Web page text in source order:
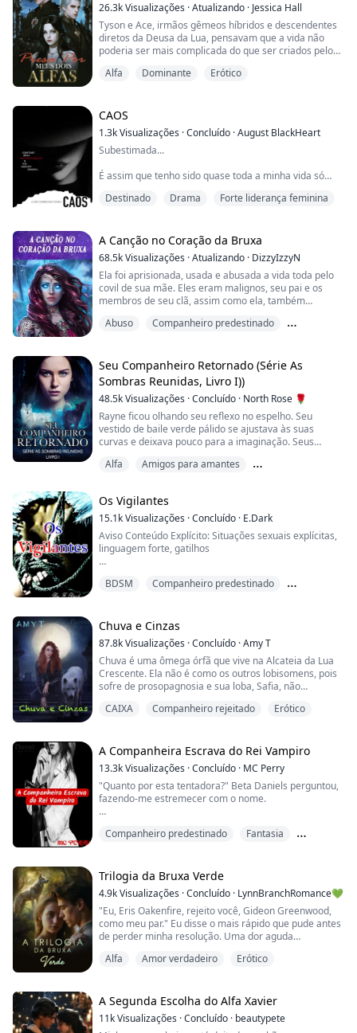
26.3kVisualizações ·Atualizando · Jessica Hall
Tyson e Ace, irmãos gêmeos híbridos e descendentes
diretos da Deusa da Lua, pensavam que a vida não
poderia ser mais complicada do que ser criados pelo
encontrou sua segunda chance de companheira, eles
Só que, quando o fizeram, não puderam evitar s...
Alfa Dominante Erótico
CAOS
1.3kVisualizações ·Concluído ·August BlackHeart
Subestimada...
É assim que tenho sido quase toda a minha vida só
entendo... este mundo está cheio de homens
Minha vida nunca foi só diversão e rosas... ainda tinha
minha mãe e irmãos, mas nunca será a mesma sem
meu pai. Posso ser adulta, muito além da idade ...
Destinado Drama Forte liderança feminina
A Canção no Coração da Bruxa
68.5kVisualizações ·Atualizando · DizzyIzzyN
Ela foi aprisionada, usada e abusada a vida toda pelo
covil de sua mãe. Eles eram malignos, seu pai e os
membros de seu clã, assim como ela, também
era jovem, que meu eu híbrido deveria ser útil para
Eles me colocaram em sua biblioteca, que estava...
Abuso
Companheiro predestinado
Seu Companheiro Retornado (Série As
Sombras Reunidas, Livro I))
48.5kVisualizações ·Concluído · North Rose 🌹
Rayne ficou olhando seu reflexo no espelho. Seu
vestido de baile verde pálido se ajustava às suas
curvas e deixava pouco para a imaginação. Seus
à sua cabeça, deixando seu pescoço exposto. Esta
esperava encontrar seus pares. Ela tinha certeza de
qu...
Alfa
Amigos para amantes
Os Vigilantes
15.1kVisualizações ·Concluído · E.Dark
Aviso Conteúdo Explícito: Situações sexuais explícitas,
linguagem forte, gatilhos
Elicia Dewalt, uma órfã do Texas sem laços com nada.
parece levar de volta aos quatro belos rapazes no
clube em sua primeira noite em Londres.
O que acontece quando sua existência in...
BDSM
Companheiro predestinado
Chuva e Cinzas
87.8kVisualizações ·Concluído ·Amy T
Chuva é uma ômega órfã que vive na Alcateia da Lua
Crescente. Ela não é como os outros lobisomens, pois
sofre de prosopagnosia e sua loba, Safia, não
amaldiçoada pela Deusa da Lua porque é a única
Quando Chuva completa dezoito anos e encontra sua
alma gêmea, ela pensa ...
CAIXA Companheiro rejeitado Erótico
A Companheira Escrava do Rei Vampiro
13.3kVisualizações ·Concluído · MC Perry
"Quanto por esta tentadora?" Beta Daniels perguntou,
fazendo-me estremecer com o nome.
"500," gritou outro.
A sala ficou em silêncio por um momento.
"500 uma vez, 500 duas vezes, Vendida para o Senhor
Issacson," anunciou Beta Daniels.
Senti meu coração disparar. Eu tinha sido vendida.
Companheiro predestinado
Fantasia
Trilogia da Bruxa Verde
4.9kVisualizações ·Concluído · LynnBranchRomance💚
"Eu, Eris Oakenfire, rejeito você, Gideon Greenwood,
como meu par." Eu disse o mais rápido que pude antes
de perder minha resolução. Uma dor aguda
firmemente minha camisa, inspirando profundamente.
suspiro de horror.
"Primeiro," ele disse teimosamente,...
Alfa Amor verdadeiro Erótico
A Segunda Escolha do Alfa Xavier
11kVisualizações ·Concluído · beautypete